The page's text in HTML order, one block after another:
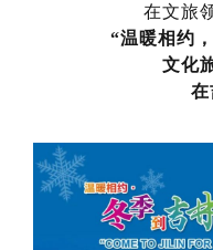
在文旅
“温暖相约
文化
在